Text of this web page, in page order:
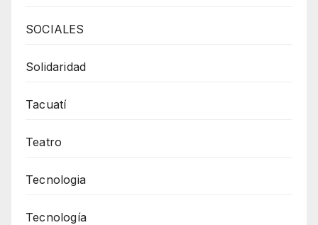
SOCIALES
Solidaridad
Tacuatí
Teatro
Tecnologia
Tecnología